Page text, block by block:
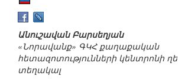
Անուշավան Բարսեղյան
«Նորավանք» ԳԿՀ քաղաքական
հետազոտությունների կենտրոնի
տեղակալ